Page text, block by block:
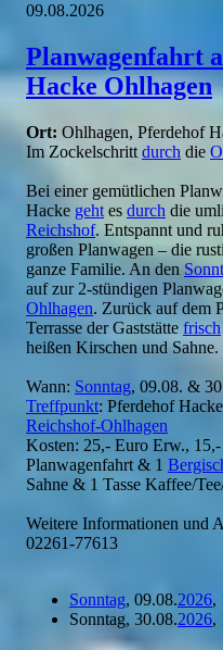
09.08.2026
Planwagenfahrt
Hacke Ohlhagen
Ort: Ohlhagen, Pferdehof
Im Zockelschritt durch die
Bei einer gemütlichen
Hacke geht es durch die
Reichshof. Entspannt und
großen Planwagen – die
ganze Familie. An den
auf zur 2-stündigen
Ohlhagen. Zurück auf dem
Terrasse der Gaststätte frisch
heißen Kirschen und Sahne.
Wann: Sonntag, 09.08. &
Treffpunkt: Pferdehof
Reichshof-Ohlhagen
Kosten: 25,- Euro Erw.,
Planwagenfahrt & 1
Sahne & 1 Tasse Kaffee/
Weitere Informationen und
02261-77613
Sonntag, 09.08.2026,
Sonntag, 30.08.2026,